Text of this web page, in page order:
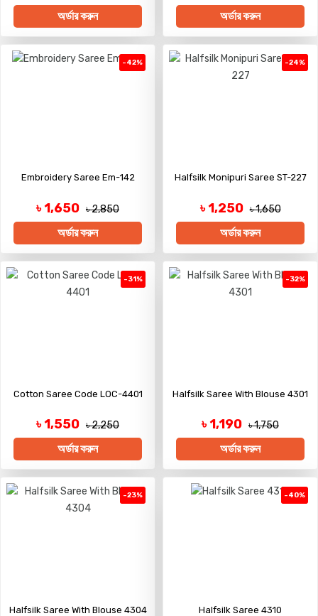
অর্ডার করুন অর্ডার করুন
-42%
Embroidery Saree Em-142
৳ 1,650 ৳ 2,850
অর্ডার করুন
-24%
Halfsilk Monipuri Saree ST-227
৳ 1,250 ৳ 1,650
অর্ডার করুন
-31%
Cotton Saree Code LOC-4401
৳ 1,550 ৳ 2,250
অর্ডার করুন
-32%
Halfsilk Saree With Blouse 4301
৳ 1,190 ৳ 1,750
অর্ডার করুন
-23%
Halfsilk Saree With Blouse 4304
-40%
Halfsilk Saree 4310